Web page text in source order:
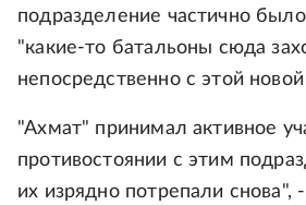
подразделение частично
"какие-то батальоны сюда
непосредственно с этой
"Ахмат" принимал активное
противостоянии с этим
их изрядно потрепали снова",